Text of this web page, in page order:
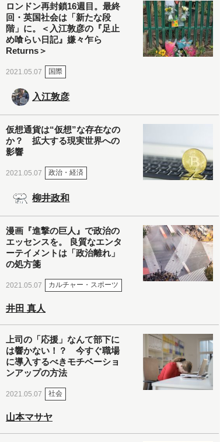
ロンドン再封鎖16週目。最終
回・英国社会は「新たな段
階」に。＜入江敦彦の『足止
め喰らい日記』嫌々乍ら
Returns＞
2021.05.07 国際
入江敦彦
仮想通貨は“仮想”な存在なの
か？ 拡大する現実世界への
影響
2021.05.07 政治・経済
柳井政和
漫画『進撃の巨人』で政治の
エッセンスを。 良質なエンタ
ーテイメントは「政治離れ」
の処方箋
2021.05.07 カルチャー・スポーツ
井田 真人
上司の「応援」なんて部下に
は響かない！？ 今すぐ職場
に導入するべきモチベーショ
ンアップの方法
2021.05.07 社会
山本マサヤ